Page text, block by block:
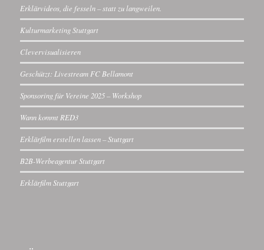
Erklärvideos, die fesseln – statt zu langweilen.
Kulturmarketing Stuttgart
Clevervisualisieren
Geschützt: Livestream FC Bellamont
Sponsoring für Vereine 2025 – Workshop
Wann kommt RED3
Erklärfilm erstellen lassen – Stuttgart
B2B-Werbeagentur Stuttgart
Erklärfilm Stuttgart